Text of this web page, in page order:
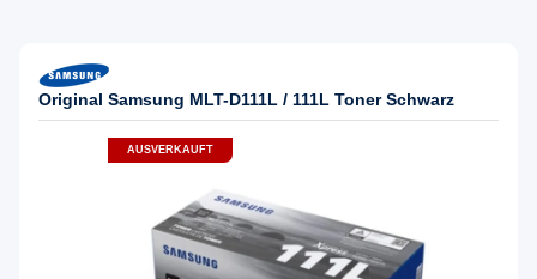
Original Samsung MLT-D111L / 111L Toner Schwarz
AUSVERKAUFT